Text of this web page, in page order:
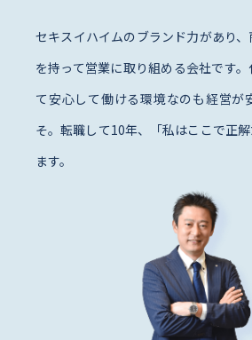
セキスイハイムのブランド力があり
を持って営業に取り組める会社です
て安心して働ける環境なのも経営が
そ。転職して10年、「私はここで正
ます。